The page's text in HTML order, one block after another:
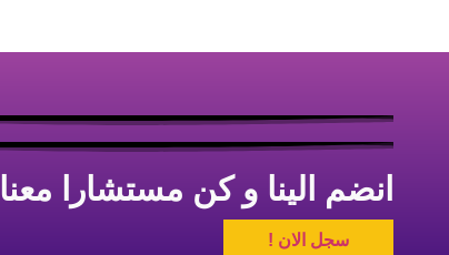
انضم الينا و كن مستشارا معنا
سجل الان !